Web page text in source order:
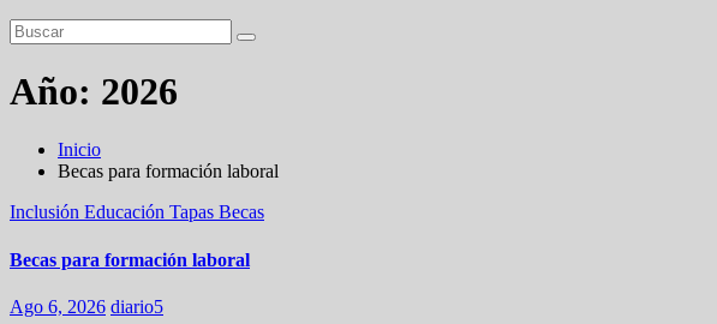
Año: 2026
Inicio
Becas para formación laboral
Inclusión Educación Tapas Becas
Becas para formación laboral
Ago 6, 2026 diario5